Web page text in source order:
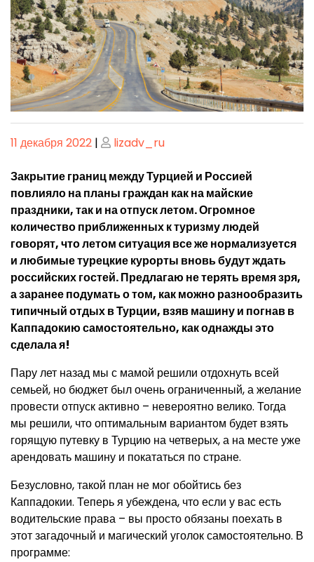
Опубликовано
11 декабря 2022 | Опубликовано
lizadv_ru
Закрытие границ между Турцией и Россией
повлияло на планы граждан как на майские
праздники, так и на отпуск летом. Огромное
количество приближенных к туризму людей
говорят, что летом ситуация все же нормализуется
и любимые турецкие курорты вновь будут ждать
российских гостей. Предлагаю не терять время зря,
а заранее подумать о том, как можно разнообразить
типичный отдых в Турции, взяв машину и погнав в
Каппадокию самостоятельно, как однажды это
сделала я!
Пару лет назад мы с мамой решили отдохнуть всей
семьей, но бюджет был очень ограниченный, а желание
провести отпуск активно – невероятно велико. Тогда
мы решили, что оптимальным вариантом будет взять
горящую путевку в Турцию на четверых, а на месте уже
арендовать машину и покататься по стране.
Безусловно, такой план не мог обойтись без
Каппадокии. Теперь я убеждена, что если у вас есть
водительские права – вы просто обязаны поехать в
этот загадочный и магический уголок самостоятельно. В
программе: